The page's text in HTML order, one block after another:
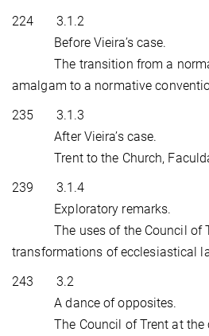
224 3.1.2
Before Vieira’s case.
The transition from a
amalgam to a normative
235 3.1.3
After Vieira’s case.
Trent to the Church,
239 3.1.4
Exploratory remarks.
The uses of the Council of
transformations of ecclesiastical
243 3.2
A dance of opposites.
The Council of Trent at the